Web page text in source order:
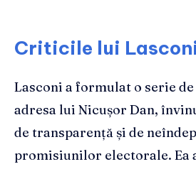
Criticile lui
Lasconi a formulat o serie
adresa lui Nicușor Dan,
de transparență și de
promisiunilor electorale. Ea